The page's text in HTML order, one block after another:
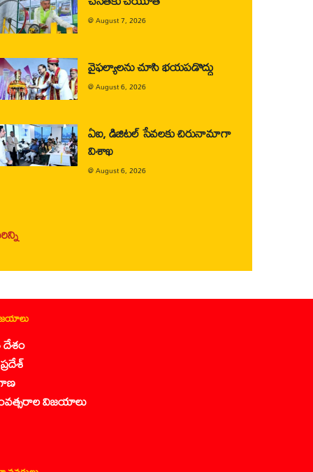
@August 7, 2026
వైఫల్యాలను చూసి భయపడొద్దు
@August 6, 2026
ఏఐ, డిజిటల్ సేవలకు చిరునామాగా
విశాఖ
@August 6, 2026
విజయాలు